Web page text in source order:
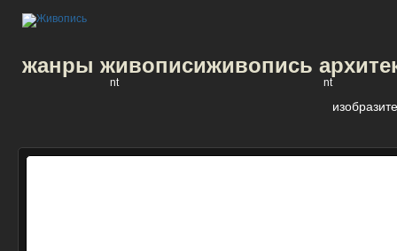
жанры живописи
nt
живопись
nt